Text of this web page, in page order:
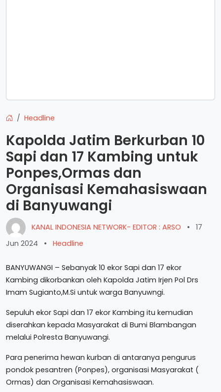
Headline
Kapolda Jatim Berkurban 10
Sapi dan 17 Kambing untuk
Ponpes,Ormas dan
Organisasi Kemahasiswaan
di Banyuwangi
KANAL INDONESIA NETWORK- EDITOR : ARSO •
17
Jun 2024
• Headline
BANYUWANGI – Sebanyak 10 ekor Sapi dan 17 ekor
Kambing dikorbankan oleh Kapolda Jatim Irjen Pol Drs
Imam Sugianto,M.Si untuk warga Banyuwngi.
Sepuluh ekor Sapi dan 17 ekor Kambing itu kemudian
diserahkan kepada Masyarakat di Bumi Blambangan
melalui Polresta Banyuwangi.
Para penerima hewan kurban di antaranya pengurus
pondok pesantren (Ponpes), organisasi Masyarakat (
Ormas) dan Organisasi Kemahasiswaan.